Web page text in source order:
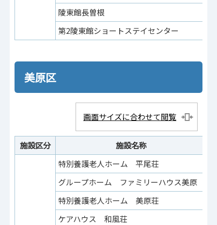
陵東館長曽根
第2陵東館ショートステイセンター
美原区
画面サイズに合わせて閲覧
施設区分 施設名称
特別養護老人ホーム 平尾荘
グループホーム ファミリーハウス美原
特別養護老人ホーム 美原荘
ケアハウス 和風荘